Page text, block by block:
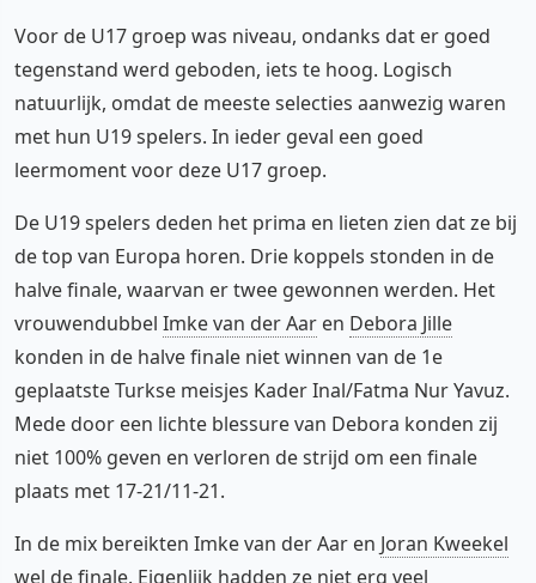
Voor de U17 groep was niveau, ondanks dat er goed
tegenstand werd geboden, iets te hoog. Logisch
natuurlijk, omdat de meeste selecties aanwezig waren
met hun U19 spelers. In ieder geval een goed
leermoment voor deze U17 groep.
De U19 spelers deden het prima en lieten zien dat ze bij
de top van Europa horen. Drie koppels stonden in de
halve finale, waarvan er twee gewonnen werden. Het
vrouwendubbel Imke van der Aar en Debora Jille
konden in de halve finale niet winnen van de 1e
geplaatste Turkse meisjes Kader Inal/Fatma Nur Yavuz.
Mede door een lichte blessure van Debora konden zij
niet 100% geven en verloren de strijd om een finale
plaats met 17-21/11-21.
In de mix bereikten Imke van der Aar en Joran Kweekel
wel de finale. Eigenlijk hadden ze niet erg veel